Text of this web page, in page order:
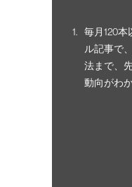
毎月120本
ル記事で
法まで、
動向がわか